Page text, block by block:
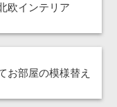
欧インテリア
お部屋の模様替え